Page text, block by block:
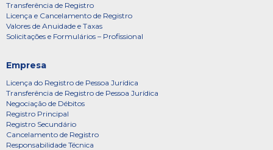
Transferência de Registro
Licença e Cancelamento de Registro
Valores de Anuidade e Taxas
Solicitações e Formulários – Profissional
Empresa
Licença do Registro de Pessoa Jurídica
Transferência de Registro de Pessoa Jurídica
Negociação de Débitos
Registro Principal
Registro Secundário
Cancelamento de Registro
Responsabilidade Técnica